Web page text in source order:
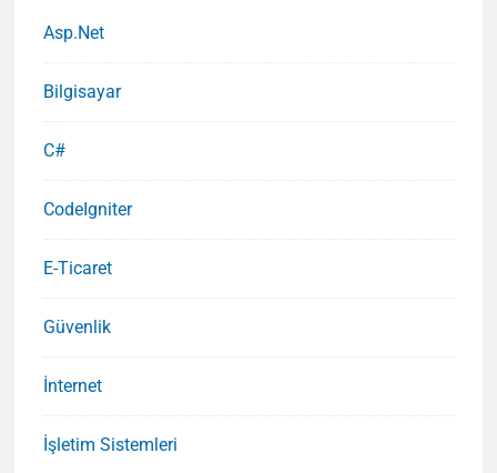
Asp.Net
Bilgisayar
C#
CodeIgniter
E-Ticaret
Güvenlik
İnternet
İşletim Sistemleri